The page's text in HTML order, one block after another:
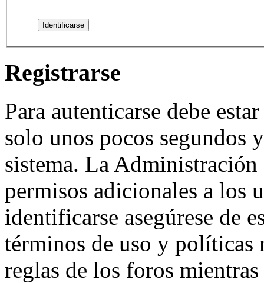
Registrarse
Para autenticarse debe
solo unos pocos segundos
sistema. La
permisos adicionales a los
identificarse asegúrese de
términos de uso y políticas
reglas de los foros